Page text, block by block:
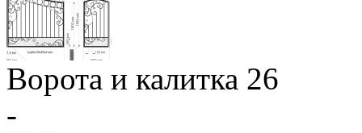
Ворота и калитка 26
-